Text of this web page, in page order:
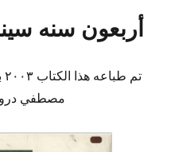
أربعون سنه
مصطفي